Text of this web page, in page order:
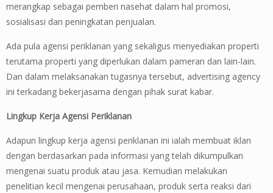
merangkap sebagai pemberi nasehat dalam hal promosi,
sosialisasi dan peningkatan penjualan.
Ada pula agensi periklanan yang sekaligus menyediakan properti
terutama properti yang diperlukan dalam pameran dan lain-lain.
Dan dalam melaksanakan tugasnya tersebut, advertising agency
ini terkadang bekerjasama dengan pihak surat kabar.
Lingkup Kerja Agensi Periklanan
Adapun lingkup kerja agensi periklanan ini ialah membuat iklan
dengan berdasarkan pada informasi yang telah dikumpulkan
mengenai suatu produk atau jasa. Kemudian melakukan
penelitian kecil mengenai perusahaan, produk serta reaksi dari